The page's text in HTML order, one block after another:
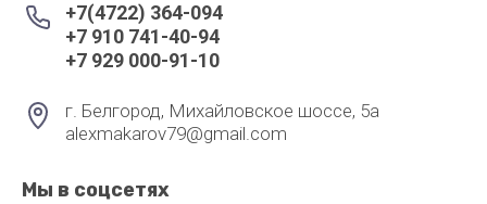
+7(4722) 364-094
+7 910 741-40-94
+7 929 000-91-10
г. Белгород, Михайловское шоссе, 5а
alexmakarov79@gmail.com
Мы в соцсетях